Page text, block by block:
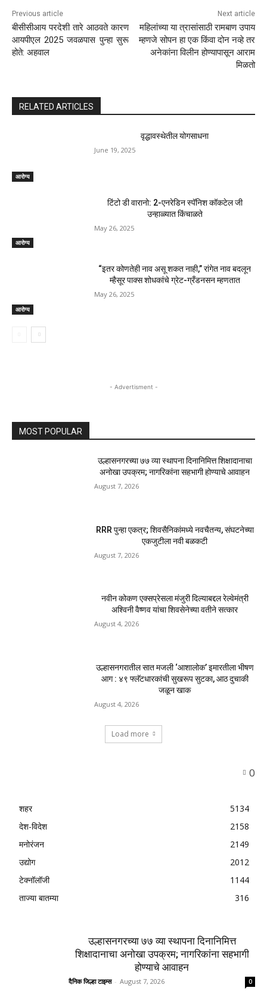
Previous article
बीसीसीआय परदेशी तारे आठवते कारण
आयपीएल 2025 जवळपास पुन्हा सुरू
होते: अहवाल
Next article
महिलांच्या या त्रासांसाठी रामबाण उपाय
म्हणजे सोपन हा एक किंवा दोन नव्हे तर
अनेकांना विलीन होण्यापासून आराम
मिळतो
RELATED ARTICLES
आरोग्य
वृद्धावस्थेतील योगसाधना
June 19, 2025
आरोग्य
टिंटो डी वारानो: 2-एनरेडिन स्पॅनिश कॉकटेल जी
उन्हाळ्यात किंचाळते
May 26, 2025
आरोग्य
“इतर कोणतेही नाव असू शकत नाही,” रांगेत नाव बदलून
म्हैसूर पाक्स शोधकांचे ग्रेट-ग्रँडनसन म्हणतात
May 26, 2025
- Advertisment -
MOST POPULAR
उल्हासनगरच्या ७७ व्या स्थापना दिनानिमित्त शिक्षादानाचा
अनोखा उपक्रम; नागरिकांना सहभागी होण्याचे आवाहन
August 7, 2026
RRR पुन्हा एकत्र; शिवसैनिकांमध्ये नवचैतन्य, संघटनेच्या
एकजुटीला नवी बळकटी
August 7, 2026
नवीन कोकण एक्सप्रेसला मंजुरी दिल्याबद्दल रेल्वेमंत्री
अश्विनी वैष्णव यांचा शिवसेनेच्या वतीने सत्कार
August 4, 2026
उल्हासनगरातील सात मजली ‘आशालोक’ इमारतीला भीषण
आग : ४९ फ्लॅटधारकांची सुखरूप सुटका, आठ दुचाकी
जळून खाक
August 4, 2026
Load more
0
शहर
5134
देश-विदेश
2158
मनोरंजन
2149
उद्योग
2012
टेक्नॉलॉजी
1144
ताज्या बातम्या
316
उल्हासनगरच्या ७७ व्या स्थापना दिनानिमित्त
शिक्षादानाचा अनोखा उपक्रम; नागरिकांना सहभागी
होण्याचे आवाहन
दैनिक जिल्हा टाइम्स - August 7, 2026 0